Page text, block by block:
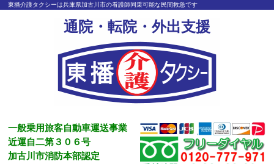
東播介護タクシーは兵庫県加古川市の看護師同乗可能な民間救急です
通院・転院・外出支援
一般乗用旅客自動車運送事業
近運自二第３０６号
加古川市消防本部認定